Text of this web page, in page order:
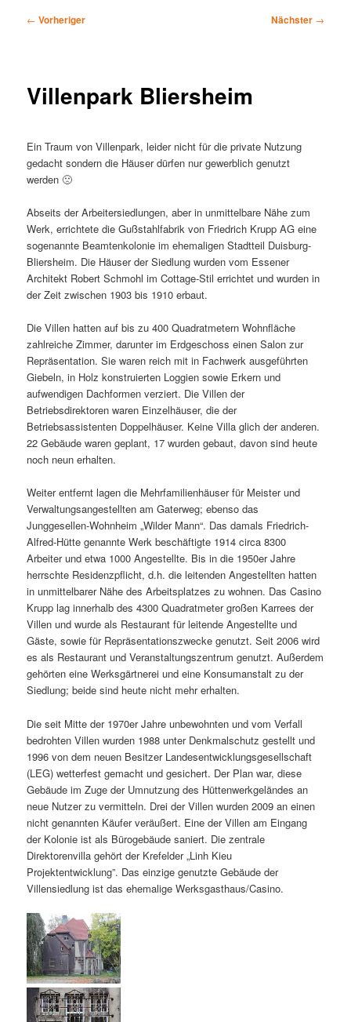
Beitragsnavigation
← Vorheriger Nächster →
Villenpark Bliersheim
Ein Traum von Villenpark, leider nicht für die private Nutzung
gedacht sondern die Häuser dürfen nur gewerblich genutzt
werden 🙁
Abseits der Arbeitersiedlungen, aber in unmittelbare Nähe zum
Werk, errichtete die Gußstahlfabrik von Friedrich Krupp AG eine
sogenannte Beamtenkolonie im ehemaligen Stadtteil Duisburg-
Bliersheim. Die Häuser der Siedlung wurden vom Essener
Architekt Robert Schmohl im Cottage-Stil errichtet und wurden in
der Zeit zwischen 1903 bis 1910 erbaut.
Die Villen hatten auf bis zu 400 Quadratmetern Wohnfläche
zahlreiche Zimmer, darunter im Erdgeschoss einen Salon zur
Repräsentation. Sie waren reich mit in Fachwerk ausgeführten
Giebeln, in Holz konstruierten Loggien sowie Erkern und
aufwendigen Dachformen verziert. Die Villen der
Betriebsdirektoren waren Einzelhäuser, die der
Betriebsassistenten Doppelhäuser. Keine Villa glich der anderen.
22 Gebäude waren geplant, 17 wurden gebaut, davon sind heute
noch neun erhalten.
Weiter entfernt lagen die Mehrfamilienhäuser für Meister und
Verwaltungsangestellten am Gaterweg; ebenso das
Junggesellen-Wohnheim „Wilder Mann“. Das damals Friedrich-
Alfred-Hütte genannte Werk beschäftigte 1914 circa 8300
Arbeiter und etwa 1000 Angestellte. Bis in die 1950er Jahre
herrschte Residenzpflicht, d.h. die leitenden Angestellten hatten
in unmittelbarer Nähe des Arbeitsplatzes zu wohnen. Das Casino
Krupp lag innerhalb des 4300 Quadratmeter großen Karrees der
Villen und wurde als Restaurant für leitende Angestellte und
Gäste, sowie für Repräsentationszwecke genutzt. Seit 2006 wird
es als Restaurant und Veranstaltungszentrum genutzt. Außerdem
gehörten eine Werksgärtnerei und eine Konsumanstalt zu der
Siedlung; beide sind heute nicht mehr erhalten.
Die seit Mitte der 1970er Jahre unbewohnten und vom Verfall
bedrohten Villen wurden 1988 unter Denkmalschutz gestellt und
1996 von dem neuen Besitzer Landesentwicklungsgesellschaft
(LEG) wetterfest gemacht und gesichert. Der Plan war, diese
Gebäude im Zuge der Umnutzung des Hüttenwerkgeländes an
neue Nutzer zu vermitteln. Drei der Villen wurden 2009 an einen
nicht genannten Käufer veräußert. Eine der Villen am Eingang
der Kolonie ist als Bürogebäude saniert. Die zentrale
Direktorenvilla gehört der Krefelder „Linh Kieu
Projektentwicklung”. Das einzige genutzte Gebäude der
Villensiedlung ist das ehemalige Werksgasthaus/Casino.